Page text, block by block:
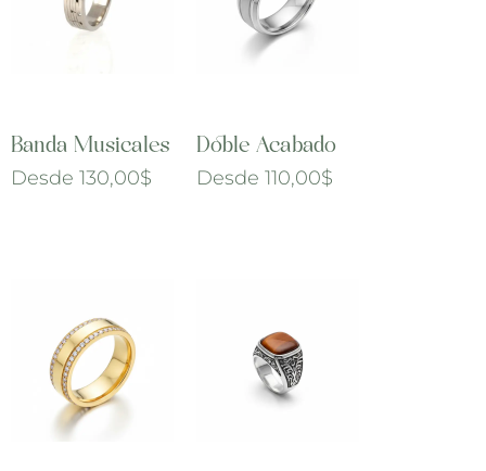
Banda Musicales
Desde 130,00$
Doble Acabado
Desde 110,00$